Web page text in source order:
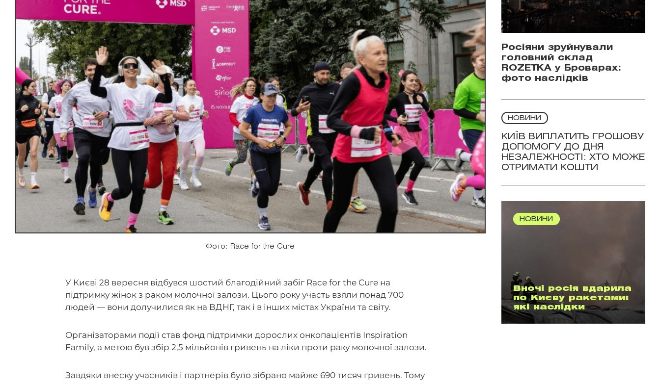
Фото: Race for the Cure
У Києві 28 вересня відбувся шостий благодійний забіг Race for the Cure на
підтримку жінок з раком молочної залози. Цього року участь взяли понад 700
людей — вони долучилися як на ВДНГ, так і в інших містах України та світу.
Організаторами події став фонд підтримки дорослих онкопацієнтів Inspiration
Family, а метою був збір 2,5 мільйонів гривень на ліки проти раку молочної залози.
Завдяки внеску учасників і партнерів було зібрано майже 690 тисяч гривень. Тому
Росіяни зруйнували
головний склад
ROZETKA у Броварах:
фото наслідків
НОВИНИ
КИЇВ ВИПЛАТИТЬ ГРОШОВУ
ДОПОМОГУ ДО ДНЯ
НЕЗАЛЕЖНОСТІ: ХТО МОЖЕ
ОТРИМАТИ КОШТИ
НОВИНИ
Вночі росія вдарила
по Києву ракетами:
які наслідки